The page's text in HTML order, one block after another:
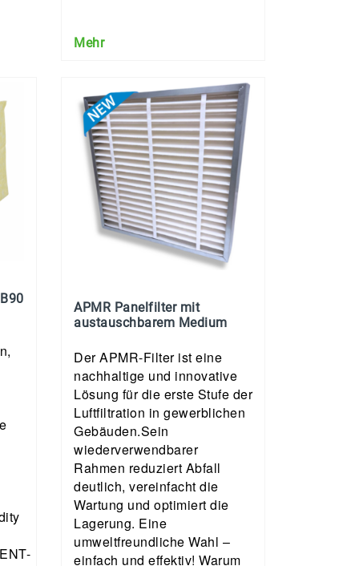
Mehr
APMR Panelfilter mit
austauschbarem Medium
Der APMR-Filter ist eine
nachhaltige und innovative
Lösung für die erste Stufe der
Luftfiltration in gewerblichen
Gebäuden.Sein
wiederverwendbarer
Rahmen reduziert Abfall
deutlich, vereinfacht die
Wartung und optimiert die
Lagerung. Eine
umweltfreundliche Wahl –
einfach und effektiv! Warum